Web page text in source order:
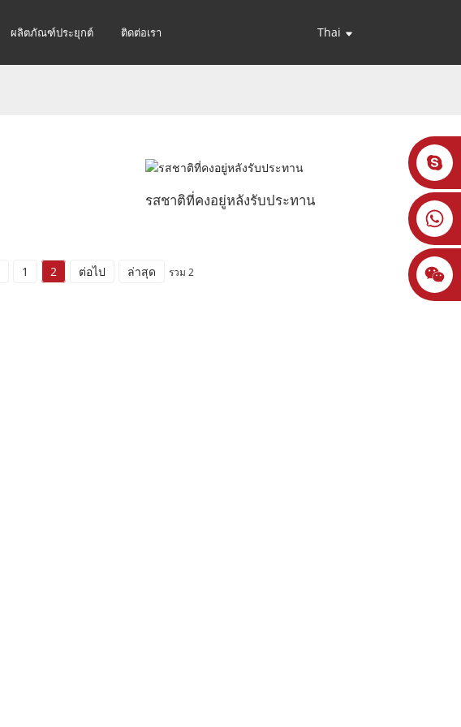
ผลิตภัณฑ์ประยุกต์ ติดต่อเรา Thai
รสชาติที่คงอยู่หลังรับประทาน
1 2 ต่อไป ล่าสุด รวม 2